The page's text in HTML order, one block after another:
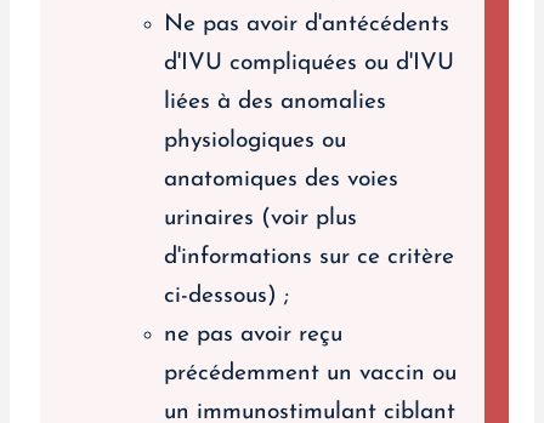
Ne pas avoir d'antécédents
d'IVU compliquées ou d'IVU
liées à des anomalies
physiologiques ou
anatomiques des voies
urinaires (voir plus
d'informations sur ce critère
ci-dessous) ;
ne pas avoir reçu
précédemment un vaccin ou
un immunostimulant ciblant